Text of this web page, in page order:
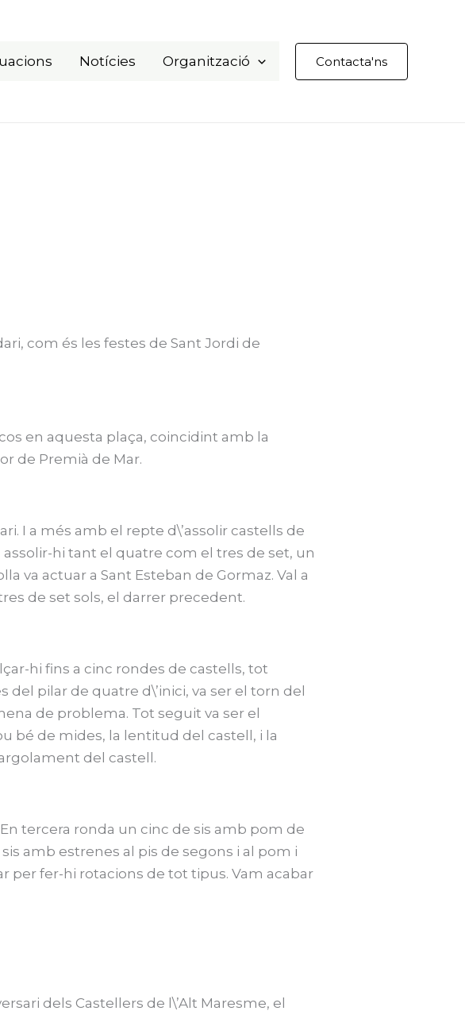
Notícies Organització Contacta'ns
com és les festes de Sant Jordi de
en aquesta plaça, coincidint amb la
de Premià de Mar.
I a més amb el repte d\’assolir castells de
hi tant el quatre com el tres de set, un
va actuar a Sant Esteban de Gormaz. Val a
de set sols, el darrer precedent.
hi fins a cinc rondes de castells, tot
pilar de quatre d\’inici, va ser el torn del
de problema. Tot seguit va ser el
bé de mides, la lentitud del castell, i la
del castell.
tercera ronda un cinc de sis amb pom de
amb estrenes al pis de segons i al pom i
per fer-hi rotacions de tot tipus. Vam acabar
dels Castellers de l\’Alt Maresme, el